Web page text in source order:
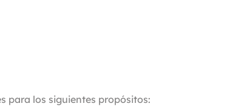
para los siguientes propósitos: